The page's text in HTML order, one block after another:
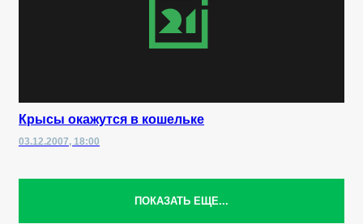
Крысы окажутся в кошельке
03.12.2007, 18:00
ПОКАЗАТЬ ЕЩЕ...